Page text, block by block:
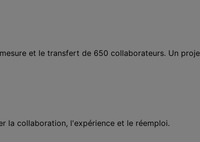
et le transfert de 650 collaborateurs. Un
la collaboration, l'expérience et le réemploi.